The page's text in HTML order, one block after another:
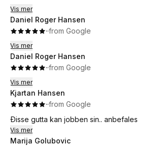
Vis mer
Daniel Roger Hansen
··from Google
Vis mer
Daniel Roger Hansen
··from Google
Vis mer
Kjartan Hansen
··from Google
Ðisse gutta kan jobben sin.. anbefales
Vis mer
Marija Golubovic